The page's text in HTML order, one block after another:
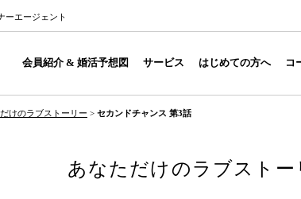
ーエージェント
会員紹介 & 婚活予想図 サービス はじめての方へ コ
けのラブストーリー > セカンドチャンス 第3話
あなただけのラブストー